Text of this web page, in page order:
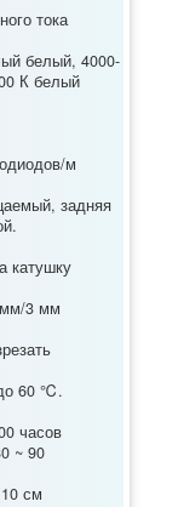
тока
белый, 4000-
К белый
м
задняя
катушку
3 мм
60 ℃.
часов
~ 90
см